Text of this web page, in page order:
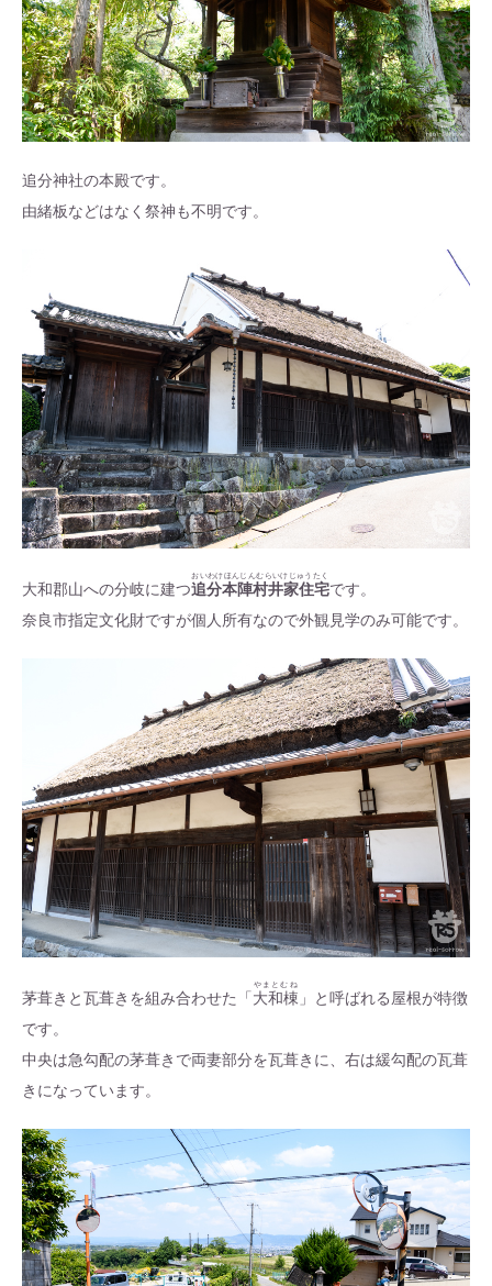
追分神社の本殿です。
由緒板などはなく祭神も不明です。
大和郡山への分岐に建つ追分本陣村井家住宅
おいわけほんじんむらいけじゅうたく
です。
奈良市指定文化財ですが個人所有なので外観見学のみ可能です。
茅葺きと瓦葺きを組み合わせた「 大和棟
やまとむね
」と呼ばれる屋根が特徴
です。
中央は急勾配の茅葺きで両妻部分を瓦葺きに、右は緩勾配の瓦葺
きになっています。